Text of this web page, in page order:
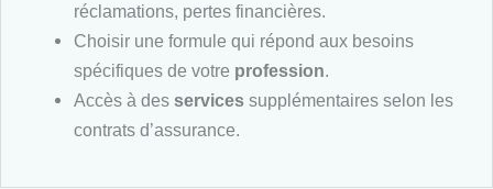
réclamations, pertes financières.
Choisir une formule qui répond aux besoins
spécifiques de votre profession.
Accès à des servicessupplémentaires selon les
contrats d’assurance.